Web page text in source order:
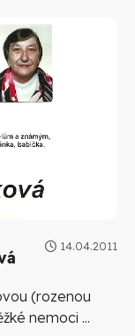
14.04.2011
(rozenou
nemoci ...